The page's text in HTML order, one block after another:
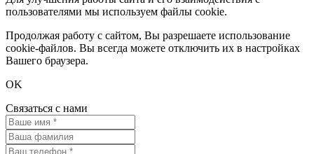
пользователями мы используем файлы cookie.
Продолжая работу с сайтом, Вы разрешаете использование
cookie-файлов. Вы всегда можете отключить их в настройках
Вашего браузера.
OK
Связаться с нами